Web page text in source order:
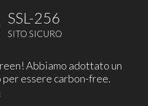
SSL-256
SITO SICURO
Abbiamo adottato un
essere carbon-free.